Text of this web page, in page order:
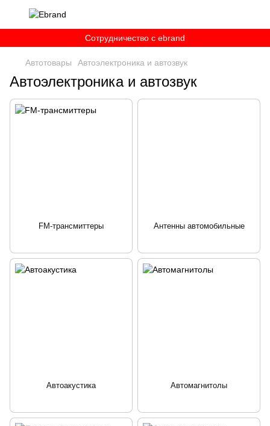
Сотрудничество c ebrand
Автотовары Автоэлектроника и автозвук
Автоэлектроника и автозвук
FM-трансмиттеры Антенны автомобильные
Автоакустика Автомагнитолы